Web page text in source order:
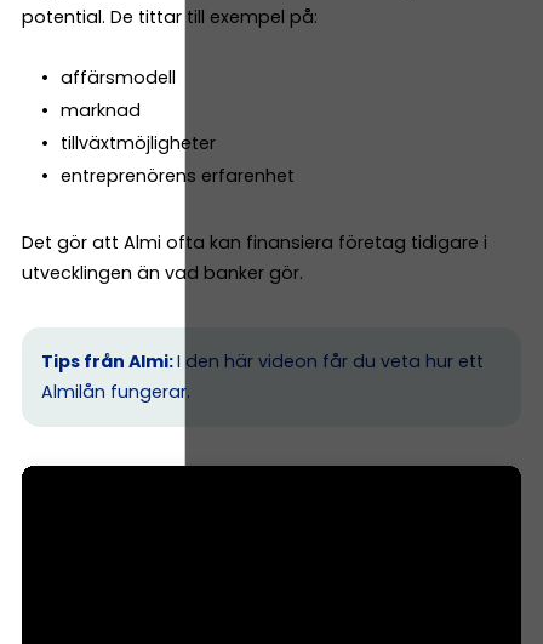
potential. De tittar till exempel på:
affärsmodell
marknad
tillväxtmöjligheter
entreprenörens erfarenhet
Det gör att Almi ofta kan finansiera företag tidigare i
utvecklingen än vad banker gör.
Tips från Almi:I den här videon får du veta hur ett
Almilån fungerar.